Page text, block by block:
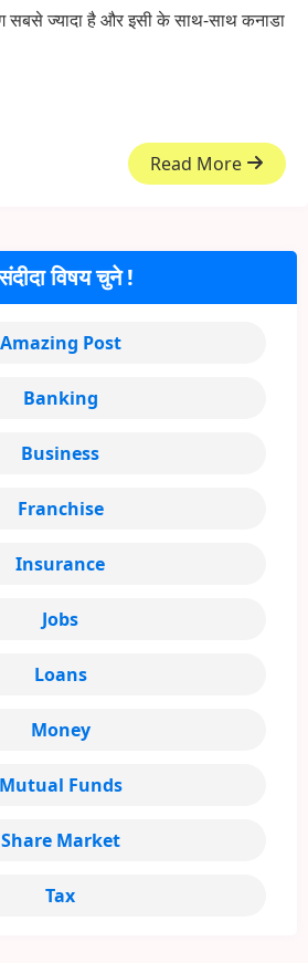
सबसे ज्यादा है और इसी के साथ-साथ कनाडा
Read More
विषय चुने !
Amazing Post
Banking
Business
Franchise
Insurance
Jobs
Loans
Money
Mutual Funds
Share Market
Tax